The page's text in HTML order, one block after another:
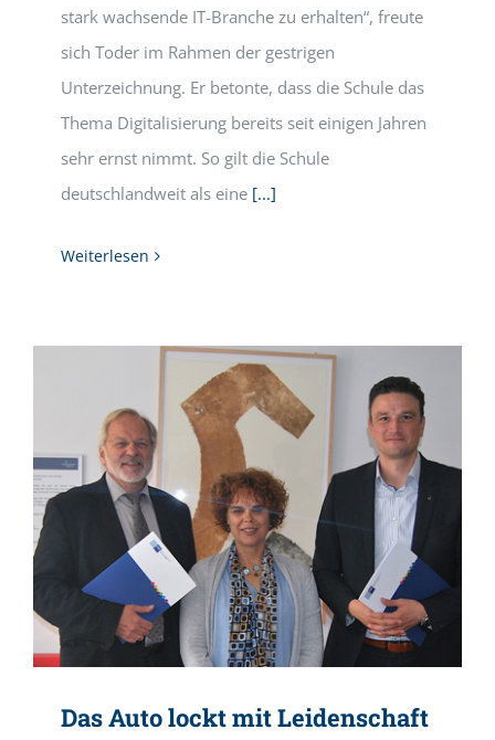
stark wachsende IT-Branche zu erhalten“, freute
sich Toder im Rahmen der gestrigen
Unterzeichnung. Er betonte, dass die Schule das
Thema Digitalisierung bereits seit einigen Jahren
sehr ernst nimmt. So gilt die Schule
deutschlandweit als eine [...]
Weiterlesen
Das Auto lockt mit Leidenschaft